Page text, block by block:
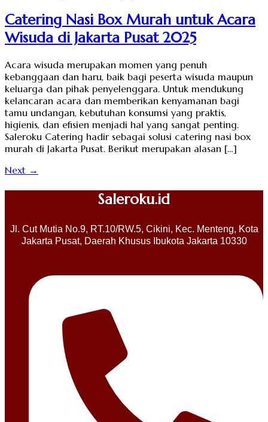
Catering Nasi Box Murah untuk Acara
Wisuda di Jakarta Pusat 2025
Acara wisuda merupakan momen yang penuh
kebanggaan dan haru, baik bagi peserta wisuda maupun
keluarga dan pihak penyelenggara. Untuk mendukung
kelancaran acara dan memberikan kenyamanan bagi
tamu undangan, kebutuhan konsumsi yang praktis,
higienis, dan efisien menjadi hal yang sangat penting.
Saleroku Catering hadir sebagai solusi catering nasi box
murah di Jakarta Pusat. Berikut merupakan alasan […]
Next →
Saleroku.id
Jl. Cut Mutia No.9, RT.10/RW.5, Cikini, Kec. Menteng, Kota
Jakarta Pusat, Daerah Khusus Ibukota Jakarta 10330